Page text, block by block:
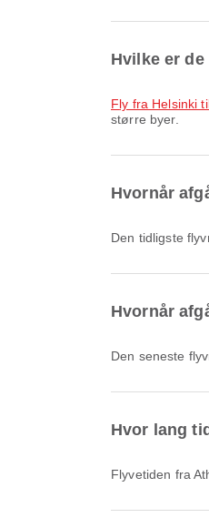
Hvilke er
fly fra Helsinki
større byer.
Hvornår
Den tidligste
Hvornår
Den seneste
Hvor lang
Flyvetiden fra